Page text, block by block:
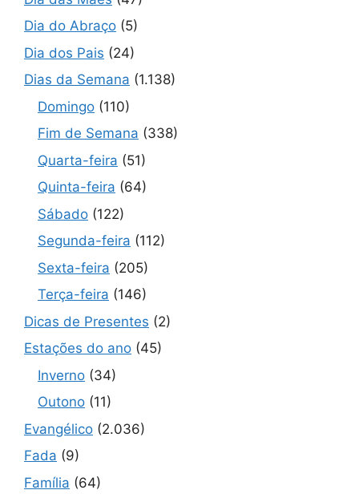
Dia do Abraço (5)
Dia dos Pais (24)
Dias da Semana (1.138)
Domingo (110)
Fim de Semana (338)
Quarta-feira (51)
Quinta-feira (64)
Sábado (122)
Segunda-feira (112)
Sexta-feira (205)
Terça-feira (146)
Dicas de Presentes (2)
Estações do ano (45)
Inverno (34)
Outono (11)
Evangélico (2.036)
Fada (9)
Família (64)